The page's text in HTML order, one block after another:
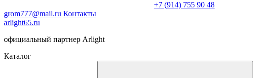
+7 (914) 755 90 48
grom777@mail.ru Контакты
arlight65.ru
официальный партнер Arlight
Каталог